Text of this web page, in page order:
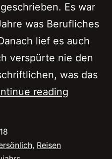
Es war
was Berufliches
lief es auch
verspürte nie den
was das
reading
, Reisen